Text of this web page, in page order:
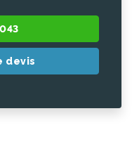
devis